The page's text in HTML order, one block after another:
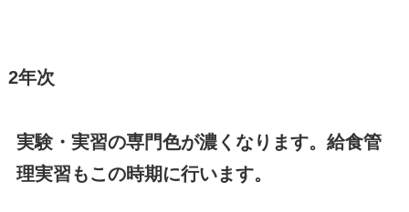
2年次
実験・実習の専門色が濃くなります。給食管
理実習もこの時期に行います。